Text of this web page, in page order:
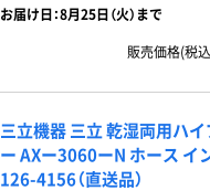
お届け日：8月25日（火）まで
販売価格(税
三立機器 三立 乾湿両用ハ
ー AXー3060ーN ホース イ
126-4156（直送品）